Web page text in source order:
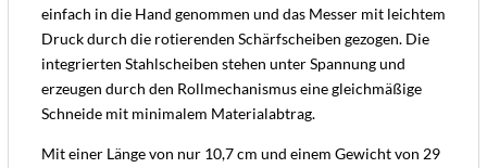
einfach in die Hand genommen und das Messer mit leichtem
Druck durch die rotierenden Schärfscheiben gezogen. Die
integrierten Stahlscheiben stehen unter Spannung und
erzeugen durch den Rollmechanismus eine gleichmäßige
Schneide mit minimalem Materialabtrag.
Mit einer Länge von nur 10,7 cm und einem Gewicht von 29